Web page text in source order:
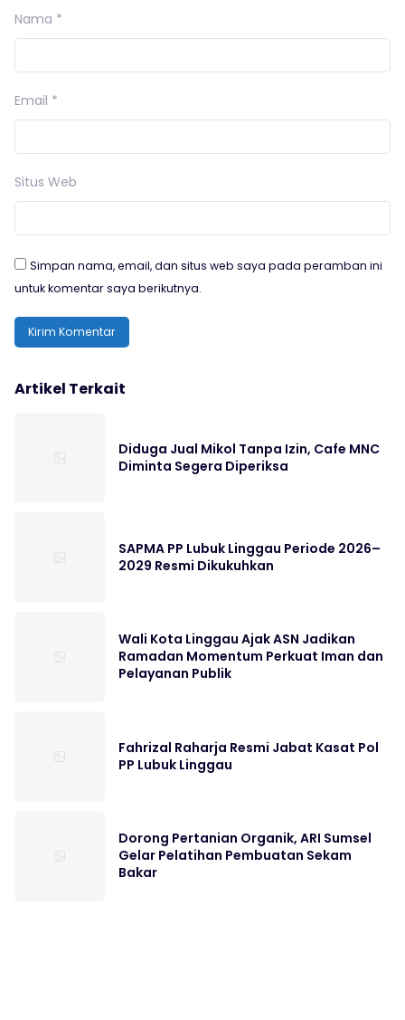
Nama *
Email *
Situs Web
Simpan nama, email, dan situs web saya pada peramban ini
untuk komentar saya berikutnya.
Artikel Terkait
Diduga Jual Mikol Tanpa Izin, Cafe MNC
Diminta Segera Diperiksa
SAPMA PP Lubuk Linggau Periode 2026–
2029 Resmi Dikukuhkan
Wali Kota Linggau Ajak ASN Jadikan
Ramadan Momentum Perkuat Iman dan
Pelayanan Publik
Fahrizal Raharja Resmi Jabat Kasat Pol
PP Lubuk Linggau
Dorong Pertanian Organik, ARI Sumsel
Gelar Pelatihan Pembuatan Sekam
Bakar